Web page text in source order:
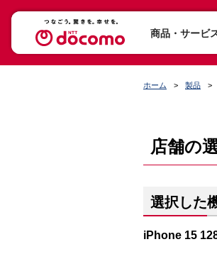
商品・サービ
ホーム 製品
店舗の
選択した
iPhone 15